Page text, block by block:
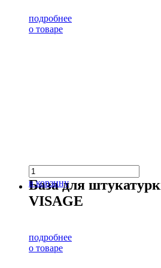
подробнее
о товаре
в корзину
База для
VISAGE
подробнее
о товаре